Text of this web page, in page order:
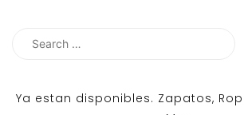
Search
Ya estan disponibles. Zapatos,